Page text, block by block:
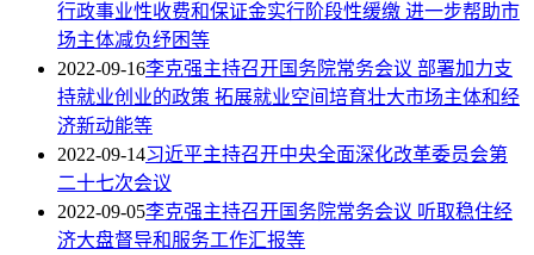
行政事业性收费和保证金实行阶段性缓缴 进一步帮助市
场主体减负纾困等
2022-09-16李克强主持召开国务院常务会议 部署加力支
持就业创业的政策 拓展就业空间培育壮大市场主体和经
济新动能等
2022-09-14习近平主持召开中央全面深化改革委员会第
二十七次会议
2022-09-05李克强主持召开国务院常务会议 听取稳住经
济大盘督导和服务工作汇报等